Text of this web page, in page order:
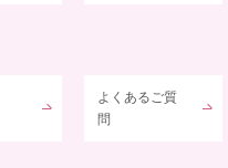
よくあるご質
問